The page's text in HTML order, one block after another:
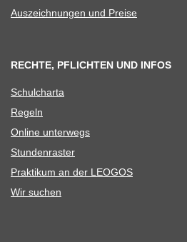
Aus­zeich­nun­gen und Preise
RECHTE, PFLICHTEN UND INFOS
Schul­charta
Regeln
Online unter­wegs
Stun­den­ras­ter
Prak­ti­kum an der LEOGOS
Wir suchen